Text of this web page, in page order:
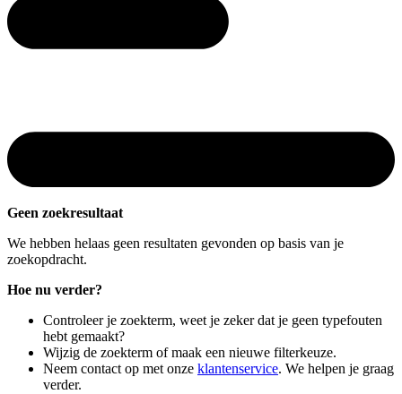
Geen zoekresultaat
We hebben helaas geen resultaten gevonden op basis van je
zoekopdracht.
Hoe nu verder?
Controleer je zoekterm, weet je zeker dat je geen typefouten
hebt gemaakt?
Wijzig de zoekterm of maak een nieuwe filterkeuze.
Neem contact op met onze klantenservice. We helpen je graag
verder.